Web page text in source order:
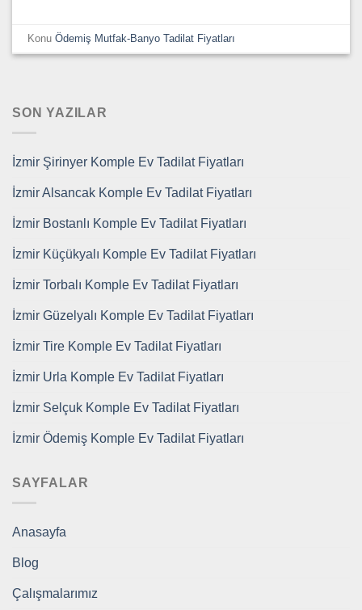
KonuÖdemiş Mutfak-Banyo Tadilat Fiyatları
SON YAZILAR
İzmir Şirinyer Komple Ev Tadilat Fiyatları
İzmir Alsancak Komple Ev Tadilat Fiyatları
İzmir Bostanlı Komple Ev Tadilat Fiyatları
İzmir Küçükyalı Komple Ev Tadilat Fiyatları
İzmir Torbalı Komple Ev Tadilat Fiyatları
İzmir Güzelyalı Komple Ev Tadilat Fiyatları
İzmir Tire Komple Ev Tadilat Fiyatları
İzmir Urla Komple Ev Tadilat Fiyatları
İzmir Selçuk Komple Ev Tadilat Fiyatları
İzmir Ödemiş Komple Ev Tadilat Fiyatları
SAYFALAR
Anasayfa
Blog
Çalışmalarımız